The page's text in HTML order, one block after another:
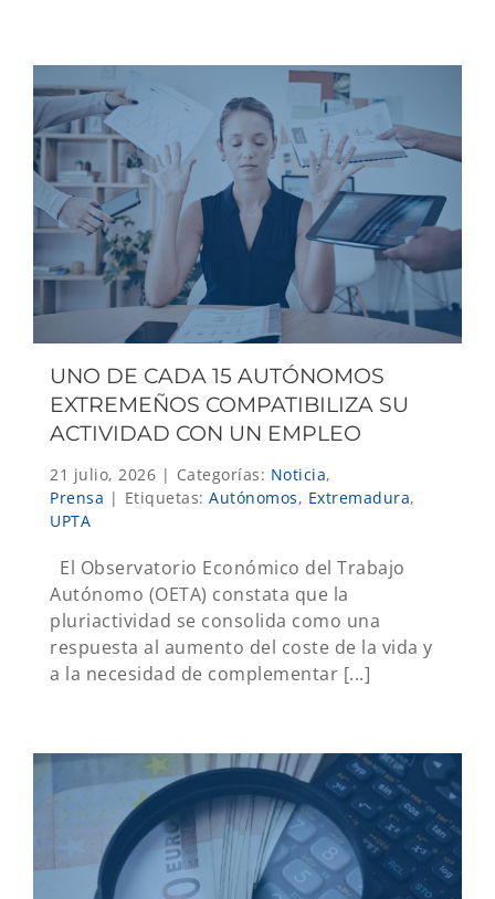
UNO DE CADA 15 AUTÓNOMOS
EXTREMEÑOS COMPATIBILIZA SU
ACTIVIDAD CON UN EMPLEO
21 julio, 2026 | Categorías: Noticia,
Prensa | Etiquetas: Autónomos, Extremadura,
UPTA
El Observatorio Económico del Trabajo
Autónomo (OETA) constata que la
pluriactividad se consolida como una
respuesta al aumento del coste de la vida y
a la necesidad de complementar [...]